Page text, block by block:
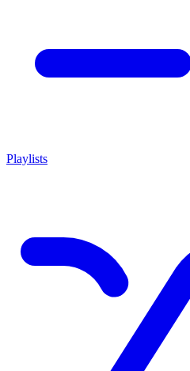
Playlists